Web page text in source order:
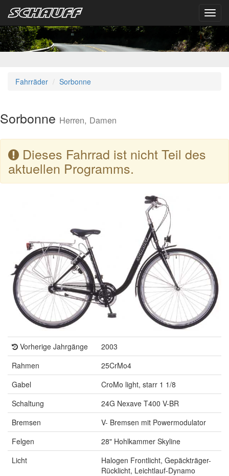
Fahrräder Sorbonne
Sorbonne Herren, Damen
Dieses Fahrrad ist nicht Teil des
aktuellen Programms.
Vorherige Jahrgänge
2003
Rahmen
25CrMo4
Gabel
CroMo light, starr 1 1/8
Schaltung
24G Nexave T400 V-BR
Bremsen
V- Bremsen mit Powermodulator
Felgen
28" Hohlkammer Skyline
Licht
Halogen Frontlicht, Gepäckträger-
Rücklicht, Leichtlauf-Dynamo